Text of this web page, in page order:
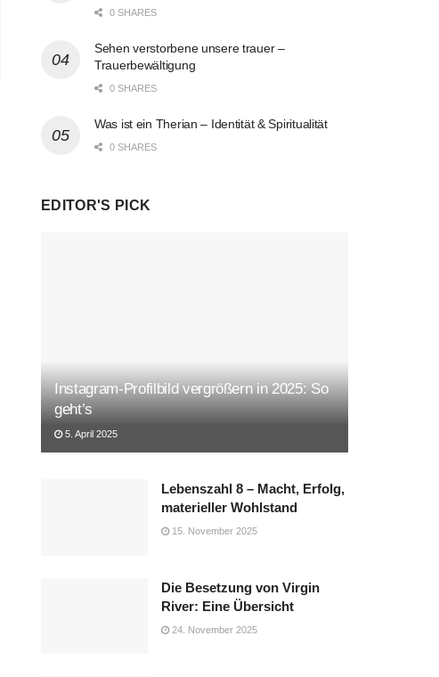
0 SHARES
Sehen verstorbene unsere trauer –
Trauerbewältigung
0 SHARES
Was ist ein Therian – Identität & Spiritualität
0 SHARES
EDITOR'S PICK
Instagram-Profilbild vergrößern in 2025: So
geht’s
5. April 2025
Lebenszahl 8 – Macht, Erfolg,
materieller Wohlstand
15. November 2025
Die Besetzung von Virgin
River: Eine Übersicht
24. November 2025